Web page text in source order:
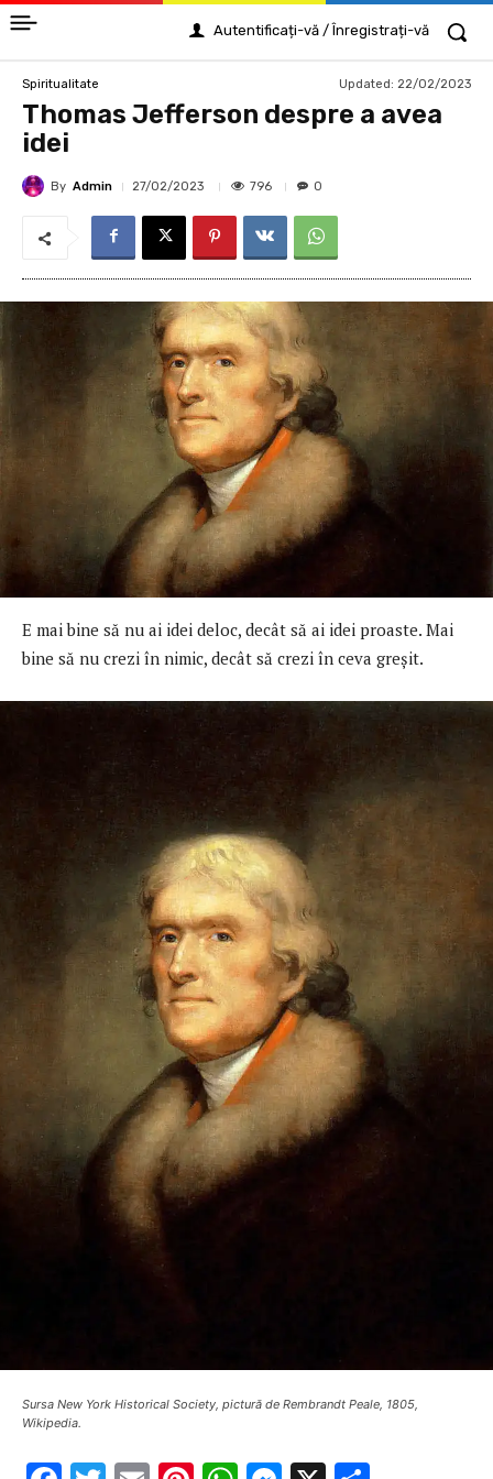
Autentificați-vă / Înregistrați-vă
Spiritualitate Updated: 22/02/2023
Thomas Jefferson despre a avea
idei
By Admin 27/02/2023 796 0
E mai bine să nu ai idei deloc, decât să ai idei proaste. Mai
bine să nu crezi în nimic, decât să crezi în ceva greşit.
Sursa New York Historical Society, pictură de Rembrandt Peale, 1805,
Wikipedia.